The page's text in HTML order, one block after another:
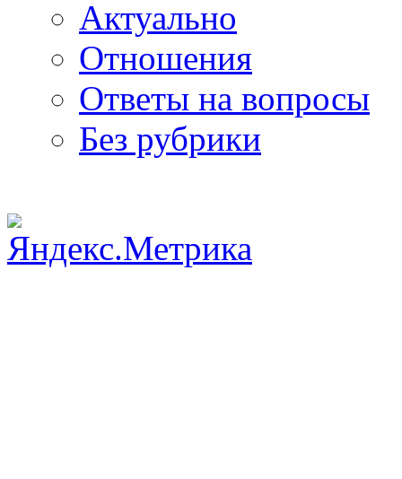
Актуально
Отношения
Ответы на вопросы
Без рубрики